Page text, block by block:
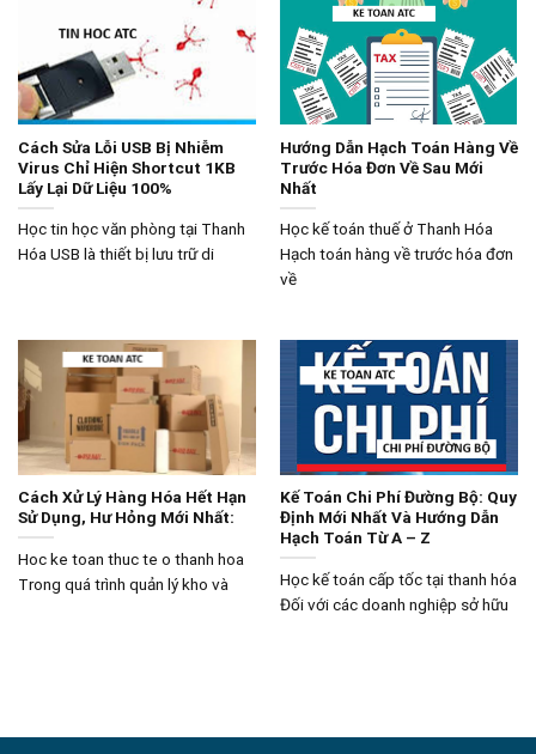
Cách Sửa Lỗi USB Bị Nhiễm
Virus Chỉ Hiện Shortcut 1KB
Lấy Lại Dữ Liệu 100%
Học tin học văn phòng tại Thanh
Hóa USB là thiết bị lưu trữ di
Hướng Dẫn Hạch Toán Hàng Về
Trước Hóa Đơn Về Sau Mới
Nhất
Học kế toán thuế ở Thanh Hóa
Hạch toán hàng về trước hóa đơn
về
Cách Xử Lý Hàng Hóa Hết Hạn
Sử Dụng, Hư Hỏng Mới Nhất:
Hoc ke toan thuc te o thanh hoa
Trong quá trình quản lý kho và
Kế Toán Chi Phí Đường Bộ: Quy
Định Mới Nhất Và Hướng Dẫn
Hạch Toán Từ A – Z
Học kế toán cấp tốc tại thanh hóa
Đối với các doanh nghiệp sở hữu